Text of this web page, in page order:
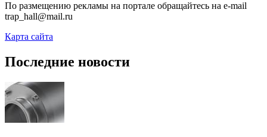
По размещению рекламы на портале обращайтесь на e-mail
trap_hall@mail.ru
Карта сайта
Последние новости